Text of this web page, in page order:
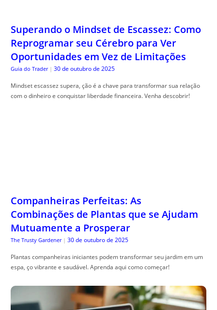
Superando o Mindset de Escassez: Como
Reprogramar seu Cérebro para Ver
Oportunidades em Vez de Limitações
Guia do Trader | 30 de outubro de 2025
Mindset escassez supera, ção é a chave para transformar sua relação
com o dinheiro e conquistar liberdade financeira. Venha descobrir!
Companheiras Perfeitas: As
Combinações de Plantas que se Ajudam
Mutuamente a Prosperar
The Trusty Gardener | 30 de outubro de 2025
Plantas companheiras iniciantes podem transformar seu jardim em um
espa, ço vibrante e saudável. Aprenda aqui como começar!